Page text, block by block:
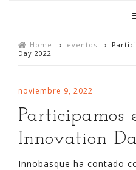
Home › eventos ›
Day 2022
noviembre 9, 2022
Participamos
Innovation
Innobasque ha contado